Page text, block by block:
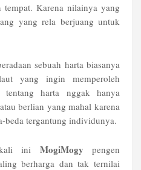
Karena nilainya yang
yang rela berjuang untuk
sebuah harta biasanya
yang ingin memperoleh
tentang harta nggak hanya
berlian yang mahal karena
beda tergantung individunya.
kali ini MogiMogy pengen
berharga dan tak ternilai